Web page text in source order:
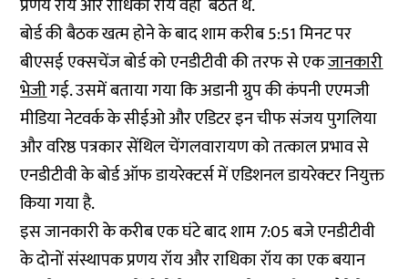
प्रणय रॉय और राधिका रॉय वहीं बैठते थे.
बोर्ड की बैठक खत्म होने के बाद शाम करीब 5:51 मिनट पर
बीएसई एक्सचेंज बोर्ड को एनडीटीवी की तरफ से एकजानकारी
भेजीगई. उसमें बताया गया कि अडानी ग्रुप की कंपनी एएमजी
मीडिया नेटवर्क के सीईओ और एडिटर इन चीफ संजय पुगलिया
और वरिष्ठ पत्रकार सेंथिल चेंगलवारायण को तत्काल प्रभाव से
एनडीटीवी के बोर्ड ऑफ डायरेक्टर्स में एडिशनल डायरेक्टर नियुक्त
किया गया है.
इस जानकारी के करीब एक घंटे बाद शाम 7:05 बजे एनडीटीवी
के दोनों संस्थापक प्रणय रॉय और राधिका रॉय का एक बयान